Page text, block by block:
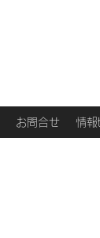
お問合せ 情報